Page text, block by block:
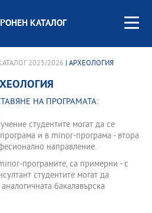
КАТАЛОГ
2025/2026 | АРХЕОЛОГИЯ
НА ПРОГРАМАТА:
студентите могат да се
и в minor-програма - втора
направление.
програмите, са примерни - с
студентите могат да
бакалавърска